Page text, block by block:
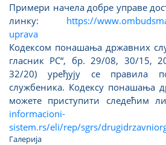
Примери начела добре управе
линку: https://
uprava
Кодексом понашања државних
гласник РС“, бр. 29/08, 30/15,
32/20) уређују се правила
службеника. Кодексу понашања
можете приступити следећим
informacioni-
sistem.rs/eli/rep/sgrs/
Галерија